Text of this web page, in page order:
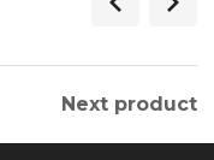
Next product